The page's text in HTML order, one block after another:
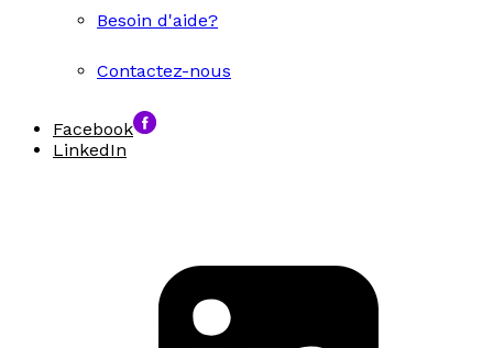
Besoin d'aide?
Contactez-nous
Facebook
LinkedIn